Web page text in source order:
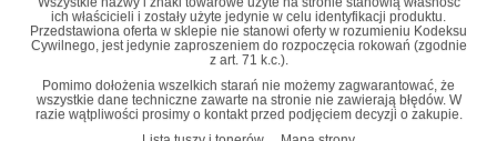
ich właścicieli i zostały użyte jedynie w celu identyfikacji produktu.
Przedstawiona oferta w sklepie nie stanowi oferty w rozumieniu Kodeksu
Cywilnego, jest jedynie zaproszeniem do rozpoczęcia rokowań (zgodnie
z art. 71 k.c.).
Pomimo dołożenia wszelkich starań nie możemy zagwarantować, że
wszystkie dane techniczne zawarte na stronie nie zawierają błędów. W
razie wątpliwości prosimy o kontakt przed podjęciem decyzji o zakupie.